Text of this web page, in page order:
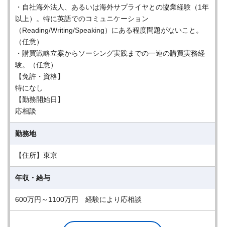
・自社海外法人、あるいは海外サプライヤとの協業経験（1年
以上）。特に英語でのコミュニケーション
（Reading/Writing/Speaking）にある程度問題がないこと。
（任意）
・購買戦略立案からソーシング実践までの一連の購買実務経
験。（任意）
【免許・資格】
特になし
【勤務開始日】
応相談
勤務地
【住所】東京
年収・給与
600万円～1100万円 経験により応相談